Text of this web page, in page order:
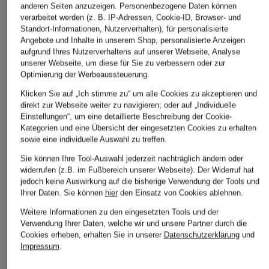
TOMMY HILFIGER
Penny-Loafer
159,90 €
DOUCAL'S
Penny-Loafer
349,99 €
Bestpreis:297,49 €
Ursprünglich:
HUGO
Penny-Loafer
99,99 €
Bestpreis:
Weitere Kategorien
Abendkleider
Adventskalender 2025
Hemden für Herren
Hosenanzüge für Damen
anderen Seiten anzuzeigen. Personenbezogene Daten können
verarbeitet werden (z. B. IP-Adressen, Cookie-ID, Browser- und
Standort-Informationen, Nutzerverhalten), für personalisierte
Angebote und Inhalte in unserem Shop, personalisierte Anzeigen
aufgrund Ihres Nutzerverhaltens auf unserer Webseite, Analyse
unserer Webseite, um diese für Sie zu verbessern oder zur
Optimierung der Werbeaussteuerung.
Klicken Sie auf „Ich stimme zu“ um alle Cookies zu akzeptieren und
direkt zur Webseite weiter zu navigieren; oder auf „Individuelle
Einstellungen“, um eine detaillierte Beschreibung der Cookie-
Kategorien und eine Übersicht der eingesetzten Cookies zu erhalten
sowie eine individuelle Auswahl zu treffen.
Sie können Ihre Tool-Auswahl jederzeit nachträglich ändern oder
widerrufen (z.B. im Fußbereich unserer Webseite). Der Widerruf hat
jedoch keine Auswirkung auf die bisherige Verwendung der Tools und
Ihrer Daten. Sie können hierden Einsatz von Cookies ablehnen.
Weitere Informationen zu den eingesetzten Tools und der
Verwendung Ihrer Daten, welche wir und unsere Partner durch die
Cookies erheben, erhalten Sie in unserer Datenschutzerklärungund
Impressum.